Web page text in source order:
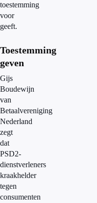
toestemming
voor
geeft.
Toestemming
geven
Gijs
Boudewijn
van
Betaalvereniging
Nederland
zegt
dat
PSD2-
dienstverleners
kraakhelder
tegen
consumenten